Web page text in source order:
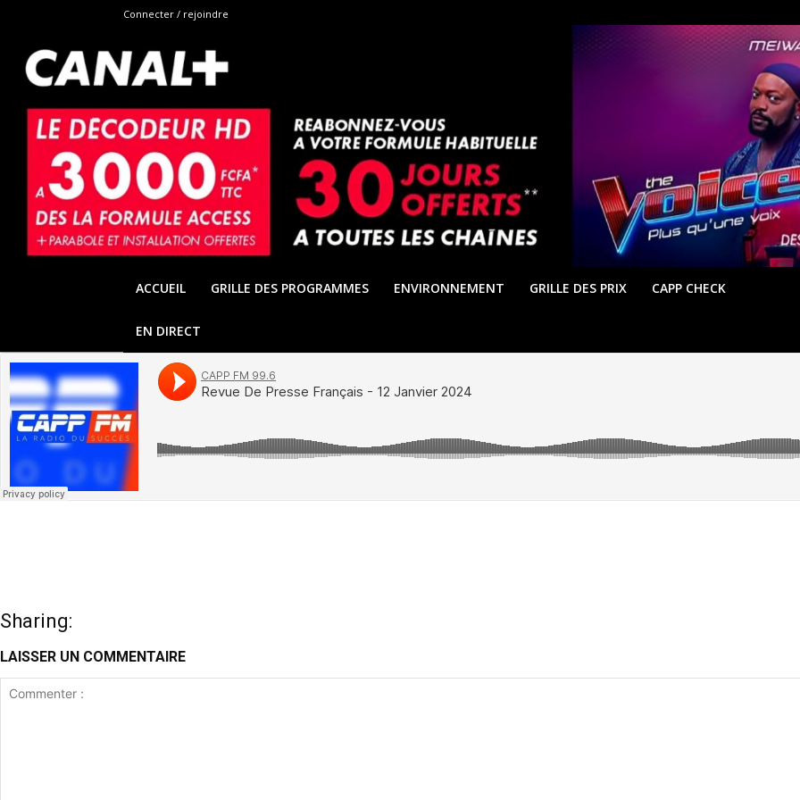
Connecter / rejoindre
ACCUEIL GRILLE DES PROGRAMMES ENVIRONNEMENT GRILLE DES PRIX CAPP CHECK
EN DIRECT
Sharing:
LAISSER UN COMMENTAIRE